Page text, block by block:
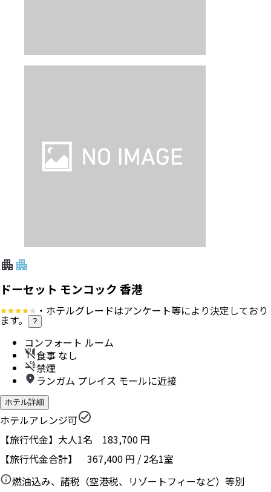
ドーセット モンコック 香港
・ホテルグレードはアンケート等により決定しており
ます。 ?
コンフォート ルーム
食事 なし
禁煙
ランガム プレイス モールに近接
ホテル詳細
ホテルアレンジ可
【旅行代金】大人1名 183,700 円
【旅行代金合計】 367,400 円 / 2名1室
燃油込み、諸税（空港税、リゾートフィーなど）等別